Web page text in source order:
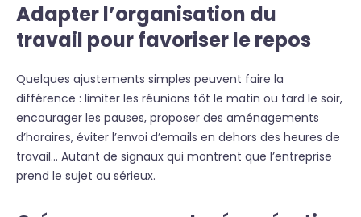
Adapter l’organisation du
travail pour favoriser le repos
Quelques ajustements simples peuvent faire la
différence : limiter les réunions tôt le matin ou tard le soir,
encourager les pauses, proposer des aménagements
d’horaires, éviter l’envoi d’emails en dehors des heures de
travail… Autant de signaux qui montrent que l’entreprise
prend le sujet au sérieux.